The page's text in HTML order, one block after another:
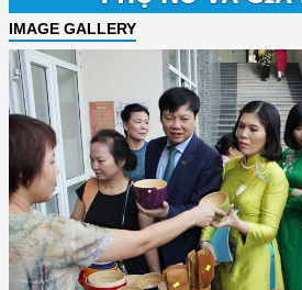
IMAGE GALLERY